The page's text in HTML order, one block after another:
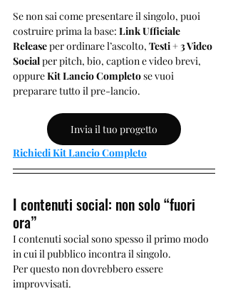
Se non sai come presentare il singolo, puoi
costruire prima la base: Link Ufficiale
Release per ordinare l’ascolto, Testi + 3 Video
Social per pitch, bio, caption e video brevi,
oppure Kit Lancio Completo se vuoi
preparare tutto il pre-lancio.
Invia il tuo progetto
Richiedi Kit Lancio Completo
I contenuti social: non solo “fuori
ora”
I contenuti social sono spesso il primo modo
in cui il pubblico incontra il singolo.
Per questo non dovrebbero essere
improvvisati.